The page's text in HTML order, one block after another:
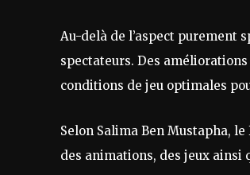
Au-delà de l’aspect purement
spectateurs. Des
conditions de jeu optimales
Selon Salima Ben Mustapha,
des animations, des jeux ainsi